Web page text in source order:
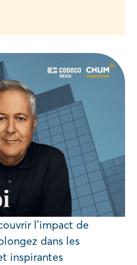
l’impact de
dans les
inspirantes